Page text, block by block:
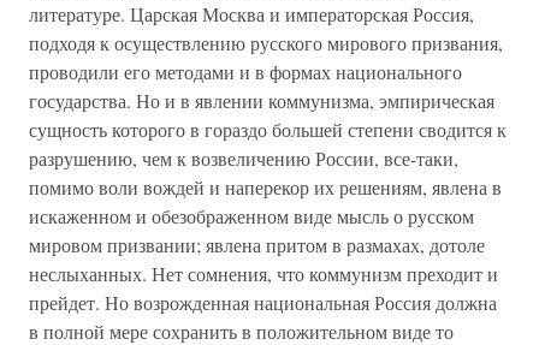
литературе. Царская Москва и императорская Россия,
подходя к осуществлению русского мирового призвания,
проводили его методами и в формах национального
государства. Но и в явлении коммунизма, эмпирическая
сущность которого в гораздо большей степени сводится к
разрушению, чем к возвеличению России, все-таки,
помимо воли вождей и наперекор их решениям, явлена в
искаженном и обезображенном виде мысль о русском
мировом призвании; явлена притом в размахах, дотоле
неслыханных. Нет сомнения, что коммунизм преходит и
прейдет. Но возрожденная национальная Россия должна
в полной мере сохранить в положительном виде то